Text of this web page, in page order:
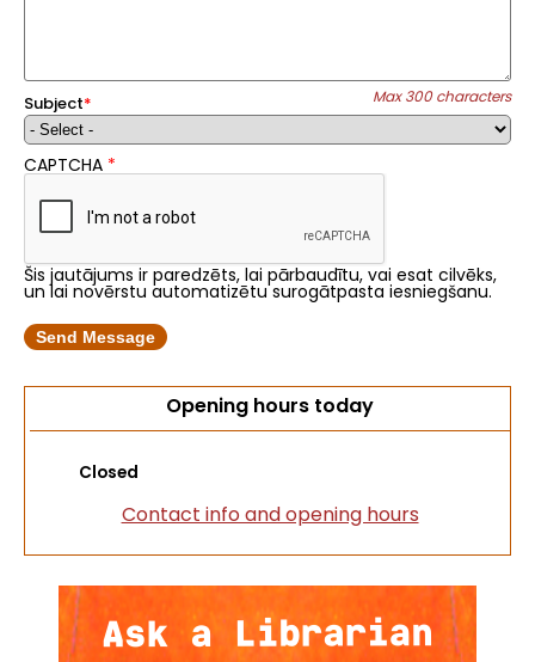
Max 300 characters
Subject
CAPTCHA
Šis jautājums ir paredzēts, lai pārbaudītu, vai esat cilvēks,
un lai novērstu automatizētu surogātpasta iesniegšanu.
Opening hours today
Closed
Contact info and opening hours